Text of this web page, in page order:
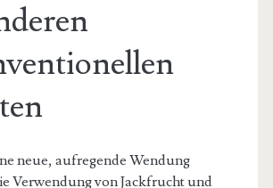
neue, aufregende Wendung
Verwendung von Jackfrucht und